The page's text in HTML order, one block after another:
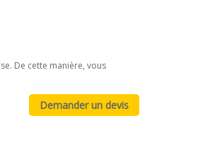
De cette manière, vous